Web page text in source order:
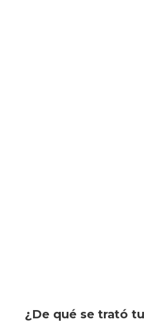
¿De qué se trató